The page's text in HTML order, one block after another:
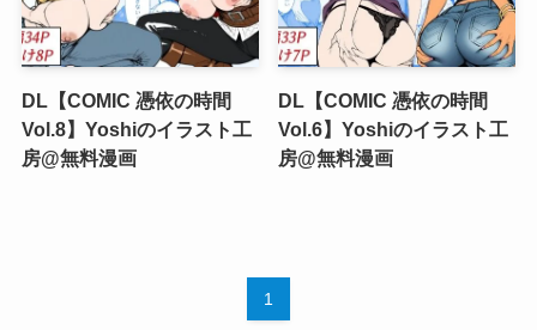
DL【COMIC 憑依の時間
Vol.8】Yoshiのイラスト工
房@無料漫画
DL【COMIC 憑依の時間
Vol.6】Yoshiのイラスト工
房@無料漫画
1